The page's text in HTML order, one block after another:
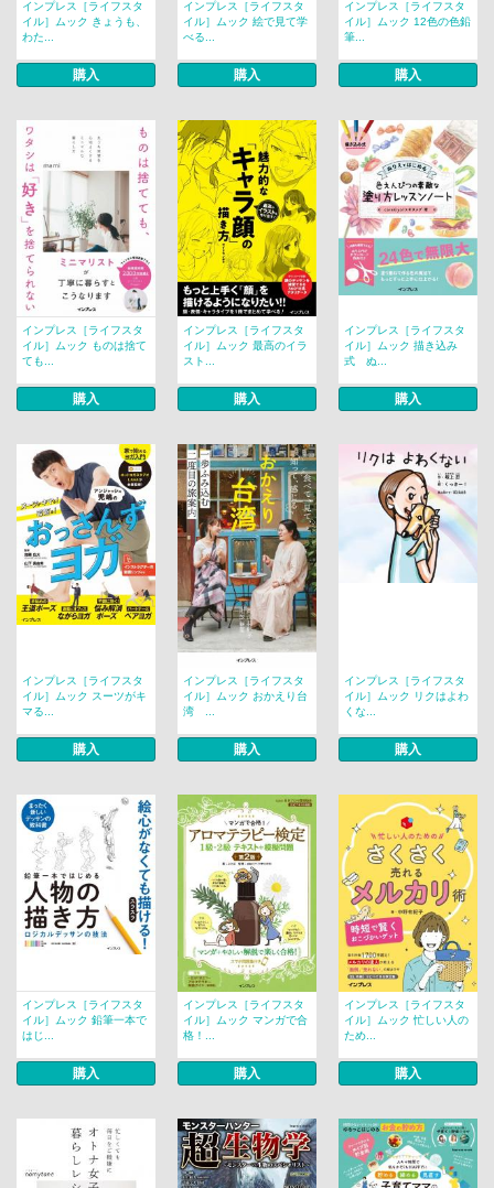
インプレス［ライフスタ
イル］ムック きょうも、
わた...
購入
インプレス［ライフスタ
イル］ムック 絵で見て学
べる...
購入
インプレス［ライフスタ
イル］ムック 12色の色鉛
筆...
購入
インプレス［ライフスタ
イル］ムック ものは捨て
ても...
購入
インプレス［ライフスタ
イル］ムック 最高のイラ
スト...
購入
インプレス［ライフスタ
イル］ムック 描き込み
式 ぬ...
購入
インプレス［ライフスタ
イル］ムック スーツがキ
マる...
購入
インプレス［ライフスタ
イル］ムック おかえり台
湾 ...
購入
インプレス［ライフスタ
イル］ムック リクはよわ
くな...
購入
インプレス［ライフスタ
イル］ムック 鉛筆一本で
はじ...
購入
インプレス［ライフスタ
イル］ムック マンガで合
格！...
購入
インプレス［ライフスタ
イル］ムック 忙しい人の
ため...
購入